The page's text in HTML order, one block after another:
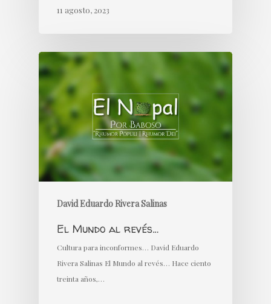
11 agosto, 2023
David Eduardo Rivera Salinas
El Mundo al revés…
Cultura para inconformes… David Eduardo
Rivera Salinas El Mundo al revés… Hace ciento
treinta años,…